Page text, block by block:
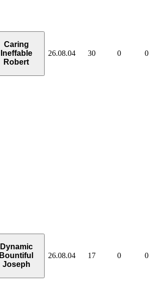
Caring
Ineffable
Robert
26.08.04 30 0 0
Dynamic
Bountiful
Joseph
26.08.04 17 0 0